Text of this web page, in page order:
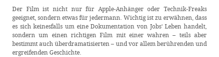
Der Film ist nicht nur für Apple-Anhänger oder Technik-Freaks
geeignet, sondern etwas für jedermann. Wichtig ist zu erwähnen, dass
es sich keinesfalls um eine Dokumentation von Jobs‘ Leben handelt,
sondern um einen richtigen Film mit einer wahren – teils aber
bestimmt auch überdramatisierten – und vor allem berührenden und
ergreifenden Geschichte.